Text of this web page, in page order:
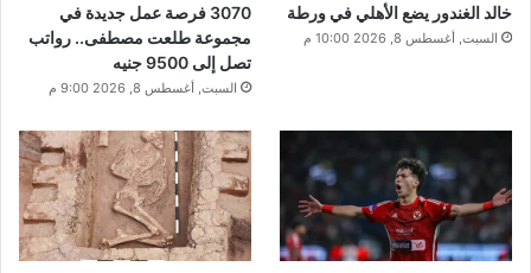
خالد الغندور يضع الأهلي في ورطة
السبت, أغسطس 8, 2026 10:00 م
3070 فرصة عمل جديدة في
مجموعة طلعت مصطفى.. رواتب
تصل إلى 9500 جنيه
السبت, أغسطس 8, 2026 9:00 م